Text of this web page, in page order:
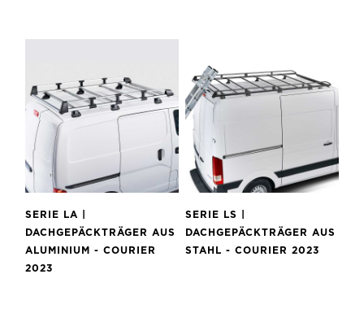
SERIE LA |
DACHGEPÄCKTRÄGER AUS
ALUMINIUM - COURIER
2023
SERIE LS |
DACHGEPÄCKTRÄGER AUS
STAHL - COURIER 2023